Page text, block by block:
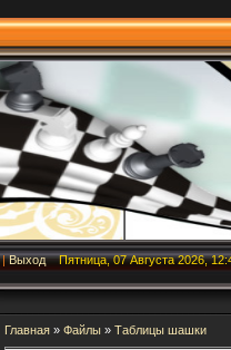
|Выход Пятница, 07 Августа 2026,
Главная » Файлы » Таблицы шашки